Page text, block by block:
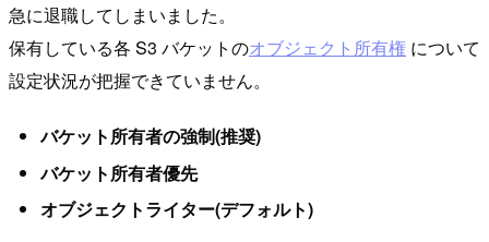
急に退職してしまいました。
保有している各 S3 バケットのオブジェクト所有権 について
設定状況が把握できていません。
バケット所有者の強制(推奨)
バケット所有者優先
オブジェクトライター(デフォルト)